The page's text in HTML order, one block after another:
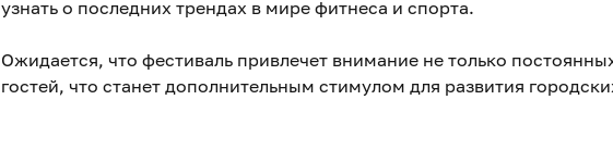
узнать о последних трендах в мире фитнеса и спорта.
Ожидается, что фестиваль привлечет внимание не только
гостей, что станет дополнительным стимулом для развития